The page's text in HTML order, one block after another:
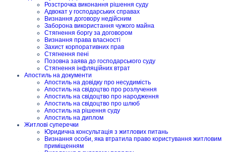
Розстрочка виконання рішення суду
Адвокат у господарських справах
Визнання договору недійсним
Заборона використання чужого майна
Стягнення боргу за договором
Визнання права власності
Захист корпоративних прав
Стягнення пені
Позовна заява до господарського суду
Стягнення інфляційних втрат
Апостиль на документи
Апостиль на довідку про несудимість
Апостиль на свідоцтво про розлучення
Апостиль на свідоцтво про народження
Апостиль на свідоцтво про шлюб
Апостиль на рішення суду
Апостиль на диплом
Житлові суперечки
Юридична консультація з житлових питань
Визнання особи, яка втратила право користування житловим
приміщенням